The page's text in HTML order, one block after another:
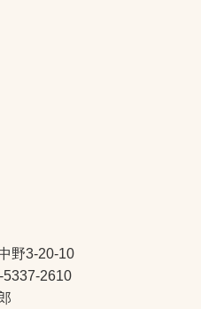
野3-20-10
2610